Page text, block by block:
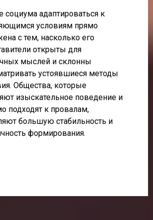
социума адаптироваться к
условиям прямо
с тем, насколько его
открыты для
мыслей и склонны
устоявшиеся методы
Общества, которые
изыскательное поведение и
подходят к провалам,
большую стабильность и
формирования.